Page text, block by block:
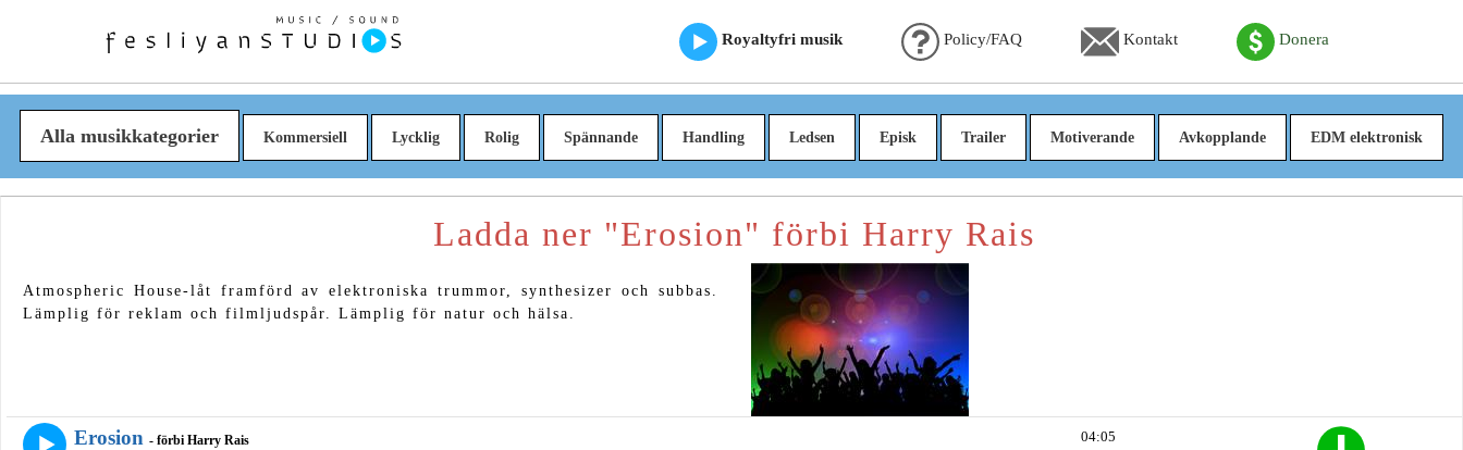
Royaltyfri musik Policy/FAQ Kontakt Donera
Alla musikkategorier Kommersiell Lycklig Rolig Spännande Handling Ledsen Episk Trailer Motiverande Avkopplande EDM elektronisk
Ladda ner "Erosion" förbi Harry Rais
Atmospheric House-låt framförd av elektroniska trummor, synthesizer och subbas.
Lämplig för reklam och filmljudspår. Lämplig för natur och hälsa.
Erosion - förbi Harry Rais 04:05